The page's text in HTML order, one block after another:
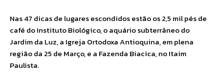
Nas 47 dicas de lugares escondidos estão os 2,5 mil pés de
café do Instituto Biológico, o aquário subterrâneo do
Jardim da Luz, a Igreja Ortodoxa Antioquina, em plena
região da 25 de Março, e a Fazenda Biacica, no Itaim
Paulista.